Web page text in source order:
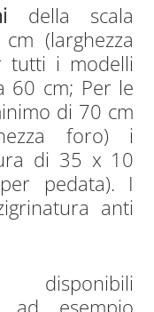
della scala
(larghezza
tutti i modelli
60 cm; Per le
di 70 cm
foro) i
di 35 x 10
pedata). I
anti